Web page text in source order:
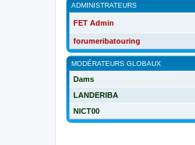
ADMINISTRATEURS
FET Admin
forumeribatouring
MODÉRATEURS GLOBAUX
Dams
LANDERIBA
NICT00